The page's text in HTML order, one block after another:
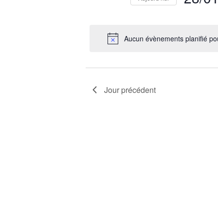
Aucun évènements planifié
date.
Jour précédent